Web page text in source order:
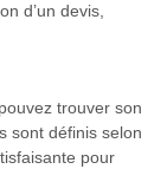
d’un devis,
trouver son
sont définis selon
pour